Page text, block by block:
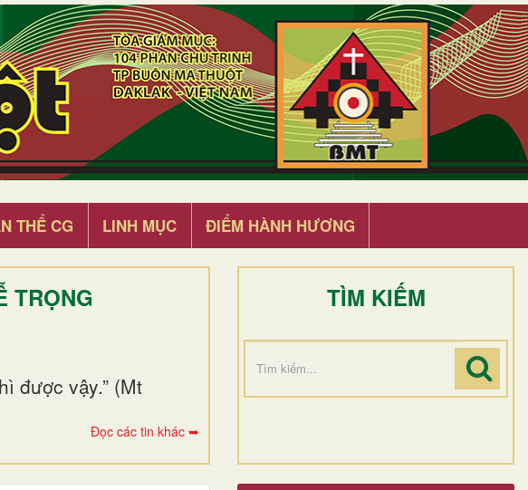
THỂ CG LINH MỤC ĐIỂM HÀNH HƯƠNG
TRỌNG
được vậy.” (Mt
Đọc các tin khác ➥
TÌM KIẾM